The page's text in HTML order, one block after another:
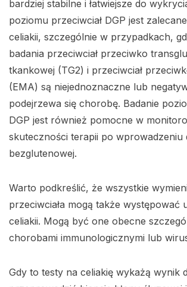
bardziej stabilne i łatwiejsze do
poziomu przeciwciał DGP jest
celiakii, szczególnie w przypadkach,
badania przeciwciał przeciwko
tkankowej (TG2) i przeciwciał
(EMA) są niejednoznaczne lub
podejrzewa się chorobę. Badanie
DGP jest również pomocne w
skuteczności terapii po wprowadzeniu
bezglutenowej.
Warto podkreślić, że wszystkie
przeciwciała mogą także występować
celiakii. Mogą być one obecne
chorobami immunologicznymi lub
Gdy to testy na celiakię wykażą wynik